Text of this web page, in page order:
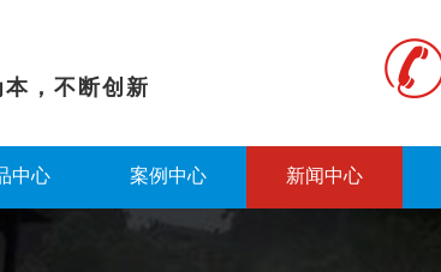
，不断创新
中心 案例中心 新闻中心